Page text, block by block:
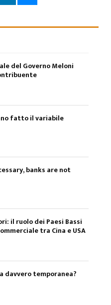
del Governo Meloni
fatto il variabile
banks are not
il ruolo dei Paesi Bassi
tra Cina e USA
davvero temporanea?